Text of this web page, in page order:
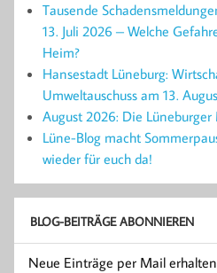
Tausende
13. Juli 2026 – Welche
Heim?
Hansestadt Lüneburg:
Umweltauschuss am 13.
August 2026: Die
Lüne-Blog macht
wieder für euch da!
BLOG-BEITRÄGE ABONNIEREN
Neue Einträge per Mail